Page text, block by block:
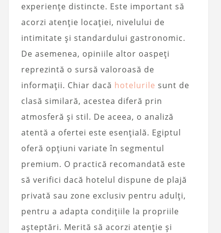
experiențe distincte. Este important să
acorzi atenție locației, nivelului de
intimitate și standardului gastronomic.
De asemenea, opiniile altor oaspeți
reprezintă o sursă valoroasă de
informații. Chiar dacă hotelurile sunt de
clasă similară, acestea diferă prin
atmosferă și stil. De aceea, o analiză
atentă a ofertei este esențială. Egiptul
oferă opțiuni variate în segmentul
premium. O practică recomandată este
să verifici dacă hotelul dispune de plajă
privată sau zone exclusiv pentru adulți,
pentru a adapta condițiile la propriile
așteptări. Merită să acorzi atenție și